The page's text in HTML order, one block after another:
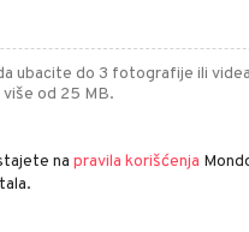
ubacite do 3 fotografije ili
od 25 MB.
na pravila korišćenja